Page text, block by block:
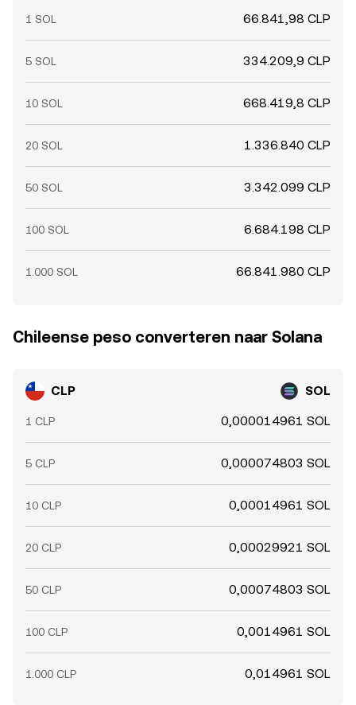
1 SOL 66.841,98 CLP
5 SOL 334.209,9 CLP
10 SOL 668.419,8 CLP
20 SOL 1.336.840 CLP
50 SOL 3.342.099 CLP
100 SOL 6.684.198 CLP
1.000 SOL 66.841.980 CLP
Chileense peso converteren naar Solana
CLP SOL
1 CLP 0,000014961 SOL
5 CLP 0,000074803 SOL
10 CLP 0,00014961 SOL
20 CLP 0,00029921 SOL
50 CLP 0,00074803 SOL
100 CLP 0,0014961 SOL
1.000 CLP 0,014961 SOL